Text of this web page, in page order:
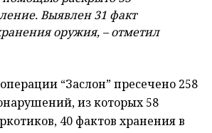
Выявлен 31 факт
оружия, – отметил
“Заслон” пресечено 258
из которых 58
40 фактов хранения в